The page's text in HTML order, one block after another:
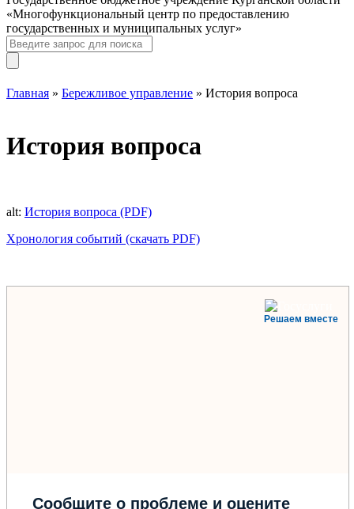
«Многофункциональный центр по предоставлению
государственных и муниципальных услуг»
Главная » Бережливое управление » История вопроса
История вопроса
alt: История вопроса (PDF)
Хронология событий (скачать PDF)
Решаем вместе
Сообщите о проблеме и оцените